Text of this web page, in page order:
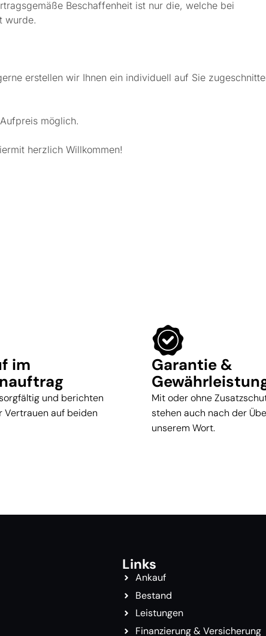
Beschaffenheit ist nur die, welche bei
wurde.
erstellen wir Ihnen ein individuell auf Sie
möglich.
herzlich Willkommen!
im
und berichten
Vertrauen auf beiden
Garantie &
Mit oder ohne
stehen auch nach der
unserem Wort.
Links
Ankauf
Bestand
Leistungen
Finanzierung & Versicherung